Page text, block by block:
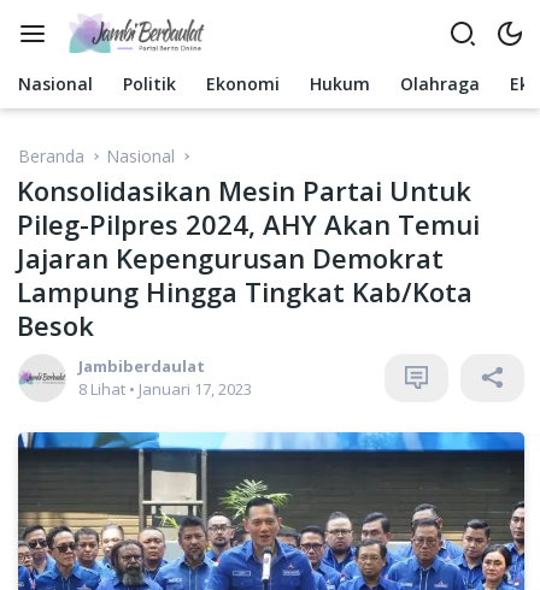
Nasional
Politik Ekonomi Hukum Olahraga
Beranda Nasional
Konsolidasikan Mesin Partai Untuk
Pileg-Pilpres 2024, AHY Akan Temui
Jajaran Kepengurusan Demokrat
Lampung Hingga Tingkat Kab/Kota
Besok
Jambiberdaulat
8 Lihat • Januari 17, 2023